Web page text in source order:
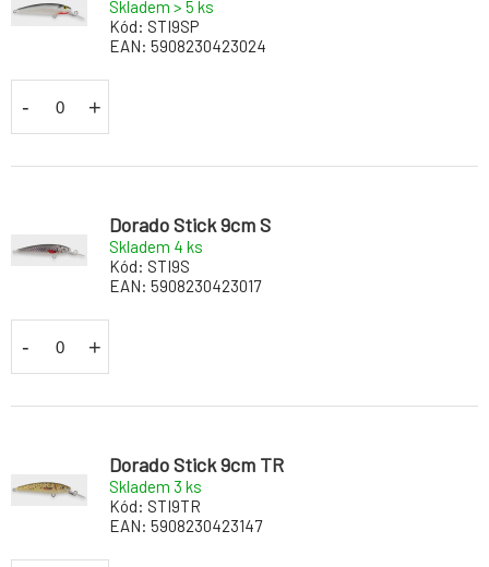
Skladem > 5 ks
Kód: STI9SP
EAN: 5908230423024
- +
Dorado Stick 9cm S
Skladem 4 ks
Kód: STI9S
EAN: 5908230423017
- +
Dorado Stick 9cm TR
Skladem 3 ks
Kód: STI9TR
EAN: 5908230423147